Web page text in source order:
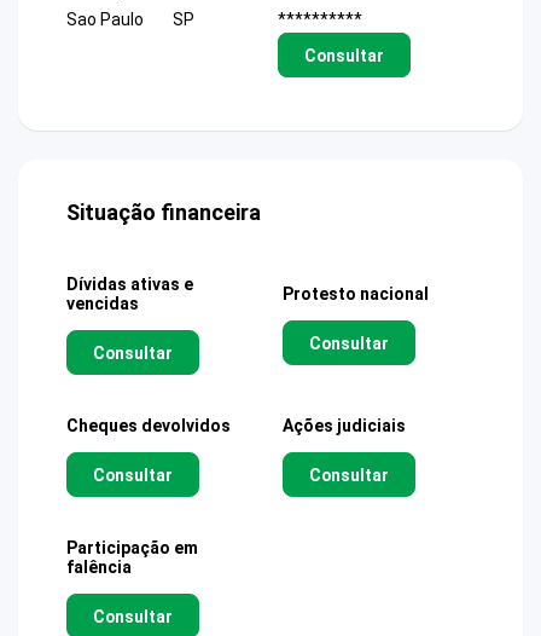
Sao Paulo
SP
**********
Consultar
Situação financeira
Dívidas ativas e
vencidas
Consultar
Protesto nacional
Consultar
Cheques devolvidos
Consultar
Ações judiciais
Consultar
Participação em
falência
Consultar